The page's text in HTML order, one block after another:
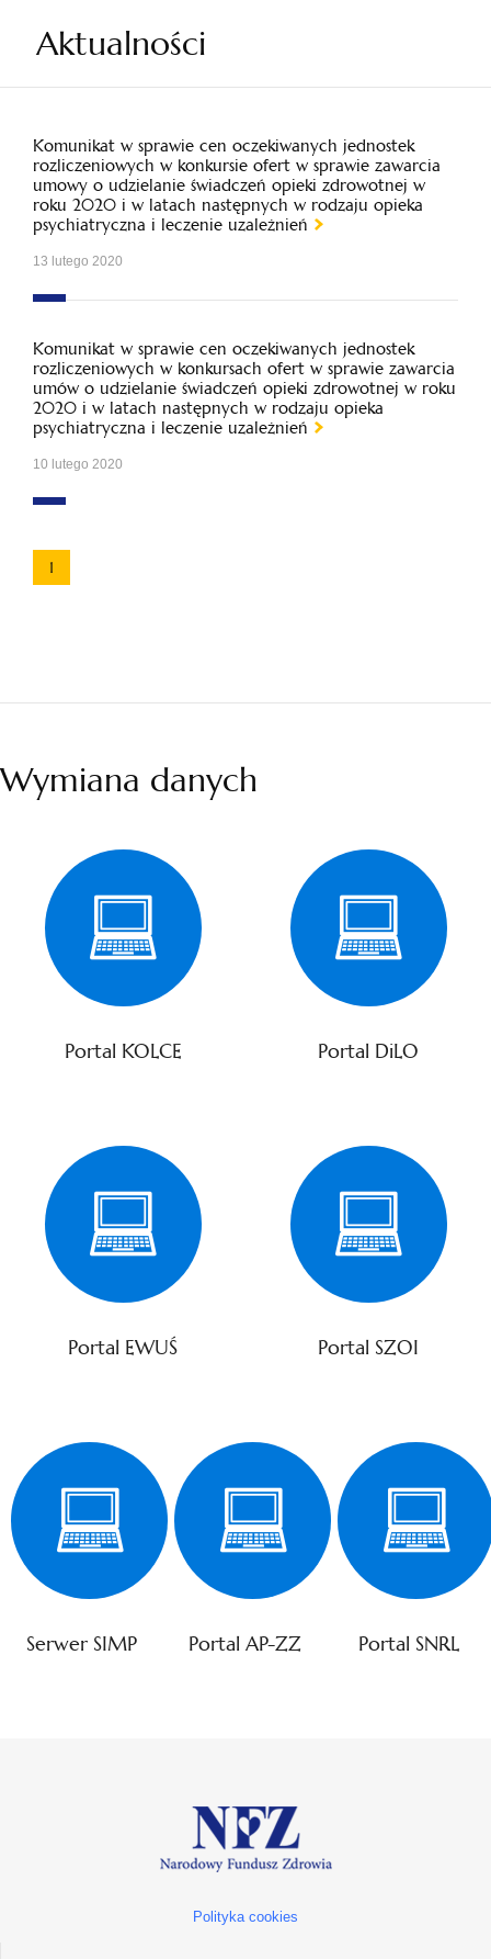
Aktualności
Komunikat w sprawie cen oczekiwanych jednostek
rozliczeniowych w konkursie ofert w sprawie zawarcia
umowy o udzielanie świadczeń opieki zdrowotnej w
roku 2020 i w latach następnych w rodzaju opieka
psychiatryczna i leczenie uzależnień
13 lutego 2020
Komunikat w sprawie cen oczekiwanych jednostek
rozliczeniowych w konkursach ofert w sprawie zawarcia
umów o udzielanie świadczeń opieki zdrowotnej w roku
2020 i w latach następnych w rodzaju opieka
psychiatryczna i leczenie uzależnień
10 lutego 2020
1
Wymiana danych
Portal KOLCE Portal DiLO
Portal EWUŚ Portal SZOI
Serwer SIMP Portal AP-ZZ Portal SNRL
Polityka cookies